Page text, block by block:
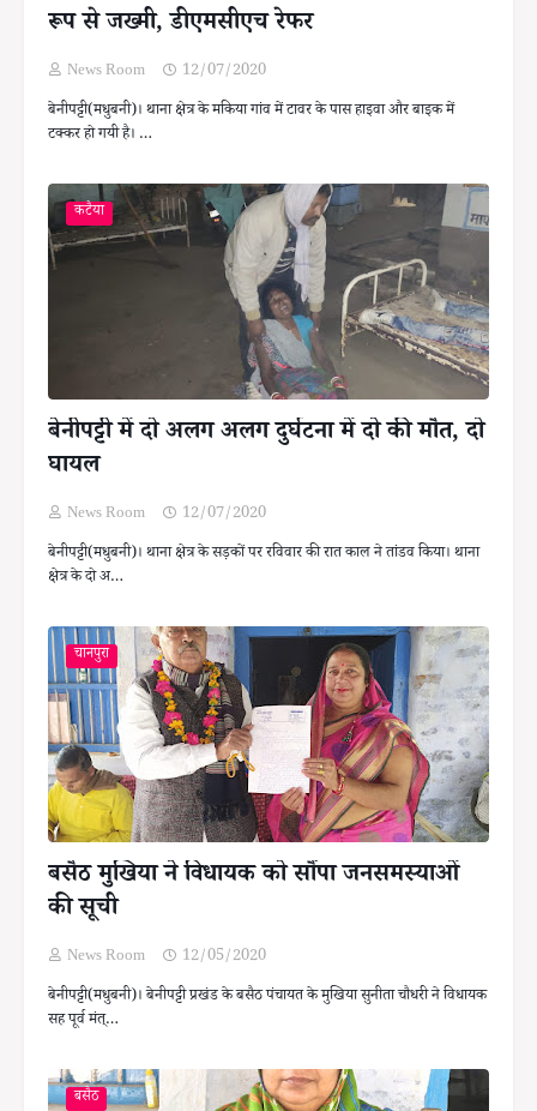
रूप से जख्मी, डीएमसीएच रेफर
News Room
12/07/2020
बेनीपट्टी(मधुबनी)। थाना क्षेत्र के मकिया गांव में टावर के पास हाइवा और बाइक में
टक्कर हो गयी है। …
कटैया
बेनीपट्टी में दो अलग अलग दुर्घटना में दो की मौत, दो
घायल
News Room
12/07/2020
बेनीपट्टी(मधुबनी)। थाना क्षेत्र के सड़कों पर रविवार की रात काल ने तांडव किया। थाना
क्षेत्र के दो अ…
चानपुरा
बसैठ मुखिया ने विधायक को सौंपा जनसमस्याओं
की सूची
News Room
12/05/2020
बेनीपट्टी(मधुबनी)। बेनीपट्टी प्रखंड के बसैठ पंचायत के मुखिया सुनीता चौधरी ने विधायक
सह पूर्व मंत्…
बसैठ